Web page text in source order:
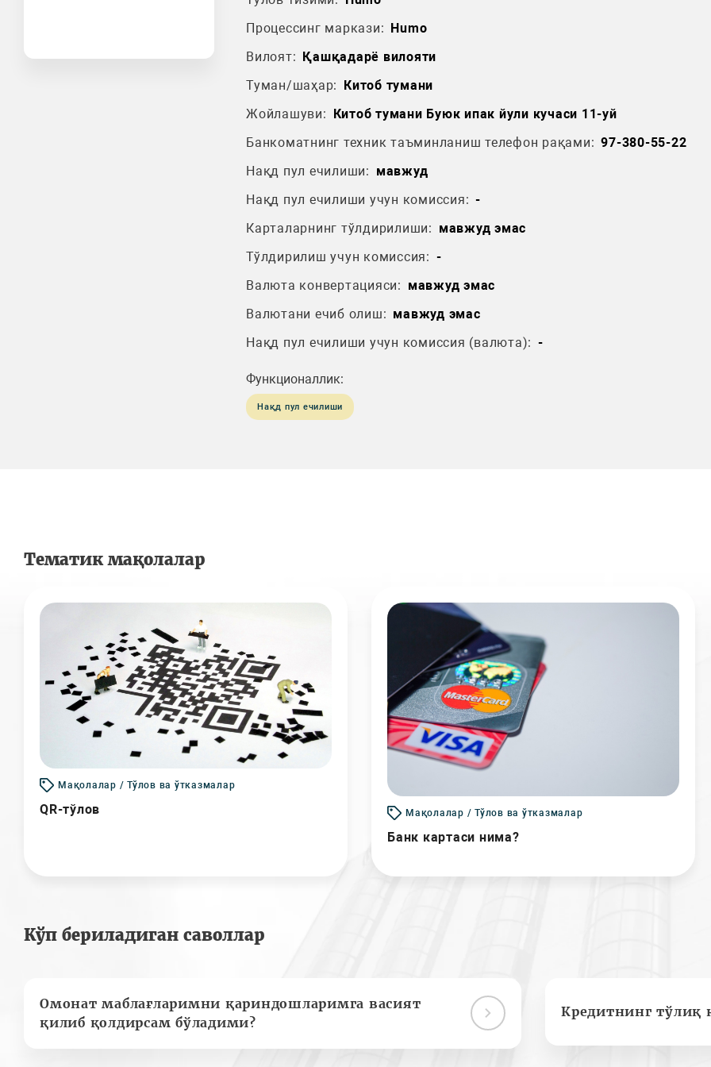
Процессинг маркази: Humo
Вилоят: Қашқадарё вилояти
Туман/шаҳар: Китоб тумани
Жойлашуви: Китоб тумани Буюк ипак йули кучаси 11-уй
Банкоматнинг техник таъминланиш телефон рақами: 97-380-55-22
Нақд пул ечилиши: мавжуд
Нақд пул ечилиши учун комиссия: -
Карталарнинг тўлдирилиши: мавжуд эмас
Тўлдирилиш учун комиссия: -
Валюта конвертацияси: мавжуд эмас
Валютани ечиб олиш: мавжуд эмас
Нақд пул ечилиши учун комиссия (валюта): -
Функционаллик:
Нақд пул ечилиши
Тематик мақолалар
Мақолалар / Тўлов ва ўтказмалар
QR-тўлов Мақолалар / Тўлов ва ўтказмалар
Банк картаси нима?
Кўп бериладиган саволлар
Омонат маблағларимни қариндошларимга васият
қилиб қолдирсам бўладими?
Кредитнинг тўлиқ